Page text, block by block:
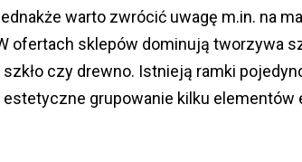
warto zwrócić uwagę m.in. na
ofertach sklepów dominują tworzywa
szkło czy drewno. Istnieją ramki
grupowanie kilku